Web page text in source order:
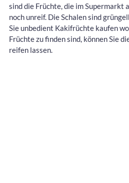
sind die Früchte, die im Supermarkt
noch unreif. Die Schalen sind
Sie unbedient Kakifrüchte kaufen
Früchte zu finden sind, können Sie
reifen lassen.